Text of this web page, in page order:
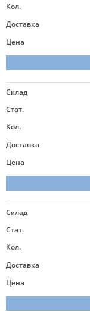
Кол.
Доставка
Цена
Склад
Стат.
Кол.
Доставка
Цена
Склад
Стат.
Кол.
Доставка
Цена